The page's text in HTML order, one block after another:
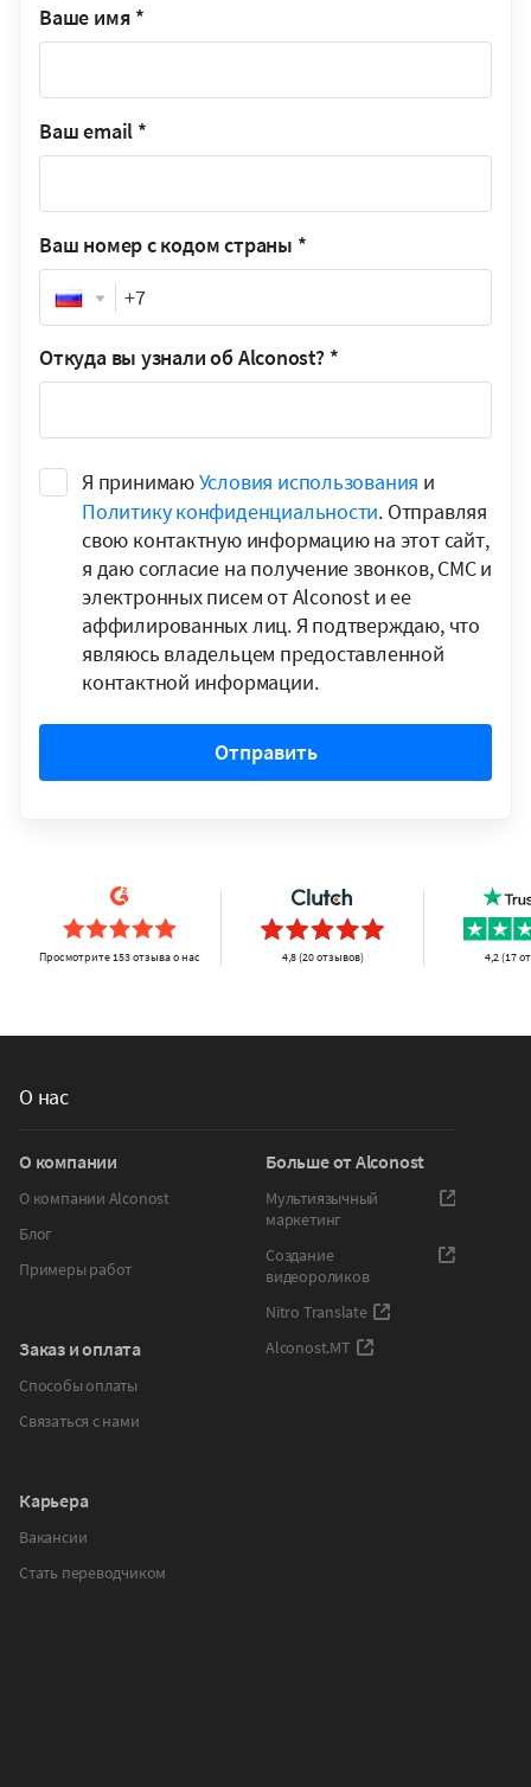
Ваше имя *
Ваш email *
Ваш номер с кодом страны *
Phone
Откуда вы узнали об Alconost? *
Я принимаюУсловия использования и
Политику конфиденциальности. Отправляя
свою контактную информацию на этот сайт,
я даю согласие на получение звонков, СМС и
электронных писем от Alconost и ее
аффилированных лиц. Я подтверждаю, что
являюсь владельцем предоставленной
контактной информации.
Отправить
Просмотрите 153 отзыва о нас 4,8 (20 отзывов) 4,2 (17
О нас
О компании
О компании Alconost
Блог
Примеры работ
Заказ и оплата
Способы оплаты
Связаться с нами
Карьера
Вакансии
Стать переводчиком
Больше от Alconost
Мультиязычный
маркетинг
Создание
видеороликов
Nitro Translate
Alconost.MT